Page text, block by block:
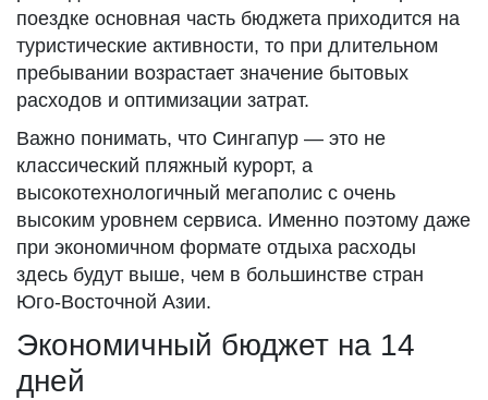
поездке основная часть бюджета приходится на
туристические активности, то при длительном
пребывании возрастает значение бытовых
расходов и оптимизации затрат.
Важно понимать, что Сингапур — это не
классический пляжный курорт, а
высокотехнологичный мегаполис с очень
высоким уровнем сервиса. Именно поэтому даже
при экономичном формате отдыха расходы
здесь будут выше, чем в большинстве стран
Юго-Восточной Азии.
Экономичный бюджет на 14
дней